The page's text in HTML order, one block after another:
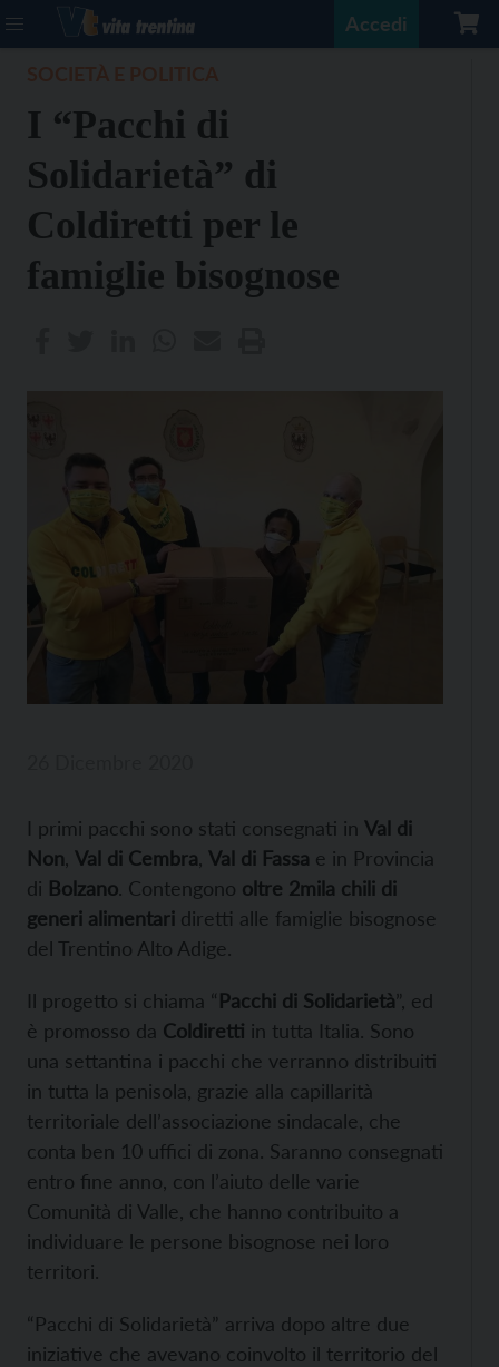
Accedi
I “Pacchi di
Solidarietà” di
Coldiretti per le
famiglie bisognose
I primi pacchi sono stati consegnati in Val di
Non Val di Cembra Val di Fassa e in Provincia
di Bolzano. Contengono oltre 2mila chili di
generi alimentari diretti alle famiglie bisognose
del Trentino Alto Adige.
Il progetto si chiama “Pacchi di Solidarietà”, ed
è promosso da Coldiretti in tutta Italia. Sono
una settantina i pacchi che verranno distribuiti
in tutta la penisola, grazie alla capillarità
territoriale dell’associazione sindacale, che
conta ben 10 uffici di zona. Saranno consegnati
entro fine anno, con l’aiuto delle varie
Comunità di Valle, che hanno contribuito a
individuare le persone bisognose nei loro
territori.
“Pacchi di Solidarietà” arriva dopo altre due
iniziative che avevano coinvolto il territorio del